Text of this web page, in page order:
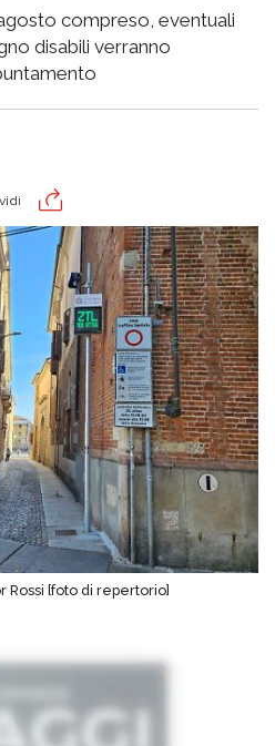
compreso, eventuali
disabili verranno
Rossi [foto di repertorio]